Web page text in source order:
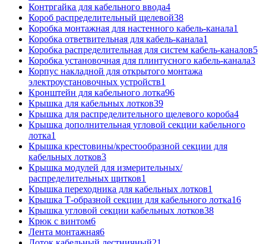
Контргайка для кабельного ввода4
Короб распределительный щелевой38
Коробка монтажная для настенного кабель-канала1
Коробка ответвительная для кабель-канала1
Коробка распределительная для систем кабель-каналов5
Коробка установочная для плинтусного кабель-канала3
Корпус накладной для открытого монтажа
электроустановочных устройств1
Кронштейн для кабельного лотка96
Крышка для кабельных лотков39
Крышка для распределительного щелевого короба4
Крышка дополнительная угловой секции кабельного
лотка1
Крышка крестовины/крестообразной секции для
кабельных лотков3
Крышка модулей для измерительных/
распределительных щитков1
Крышка переходника для кабельных лотков1
Крышка Т-образной секции для кабельного лотка16
Крышка угловой секции кабельных лотков38
Крюк с винтом6
Лента монтажная6